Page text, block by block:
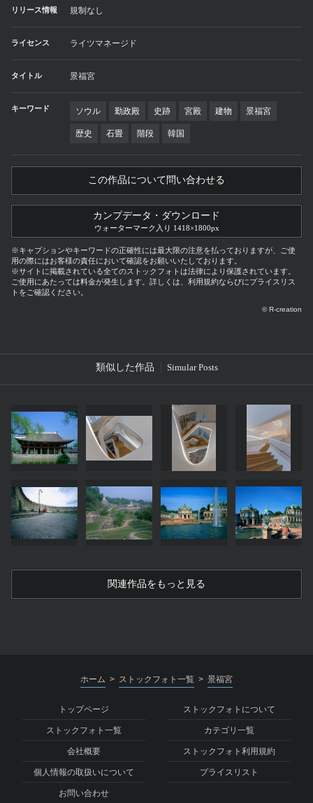
リリース情報 規制なし
ライセンス ライツマネージド
タイトル 景福宮
キーワード ソウル 勤政殿 史跡 宮殿 建物 景福宮
歴史 石畳 階段 韓国
この作品について問い合わせる
カンプデータ・ダウンロード
ウォーターマーク入り 1418×1800px
※キャプションやキーワードの正確性には最大限の注意を払っておりますが、ご使
用の際にはお客様の責任において確認をお願いいたしております。
※サイトに掲載されている全てのストックフォトは法律により保護されています。
ご使用にあたっては料金が発生します。詳しくは、利用規約ならびにプライスリス
トをご確認ください。
© R-creation
類似した作品 Simular Posts
関連作品をもっと見る
ホーム > ストックフォト一覧 > 景福宮
トップページ ストックフォトについて
ストックフォト一覧 カテゴリ一覧
会社概要 ストックフォト利用規約
個人情報の取扱いについて プライスリスト
お問い合わせ